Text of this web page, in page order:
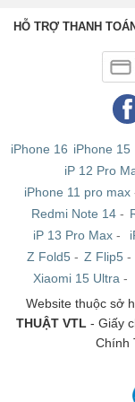
HỖ TRỢ THANH TOÁN
iPhone 16 iPhone 15
iP 12 Pro
iPhone 11 pro max
Redmi Note 14 -
iP 13 Pro Max -
Z Fold5 - Z Flip5 -
Xiaomi 15 Ultra-
Website thuộc sở
THUẬT VTL - Giấy
Chính